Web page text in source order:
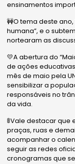
ensinamentos
🚧O tema deste
humana”, e o
nortearam as
💛A abertura do
de ações
mês de maio pela
sensibilizar a
responsáveis no
da vida.
🚦Vale destacar
praças, ruas e
acompanhar o
seguir as redes
cronogramas que